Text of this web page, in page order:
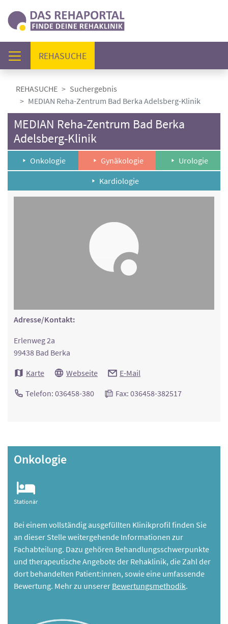
REHASUCHE(AKTUELL)
REHASUCHE
Suchergebnis
MEDIAN Reha-Zentrum Bad Berka Adelsberg-Klinik
MEDIAN Reha-Zentrum Bad Berka
Adelsberg-Klinik
Onkologie Gynäkologie
Urologie
Kardiologie
Adresse/Kontakt:
Erlenweg 2a
99438 Bad Berka
Karte
Webseite E-Mail
Telefon: 036458-380 Fax: 036458-382517
Onkologie
Stationär
Bei einem vollständig ausgefüllten Klinikprofil finden Sie
an dieser Stelle weitergehende Informationen zur
Fachabteilung. Dazu gehören Behandlungsschwerpunkte
und therapeutische Angebote der Rehaklinik, die Zahl der
dort behandelten Patient:innen, sowie eine umfassende
Bewertung. Mehr zu unserer Bewertungsmethodik.